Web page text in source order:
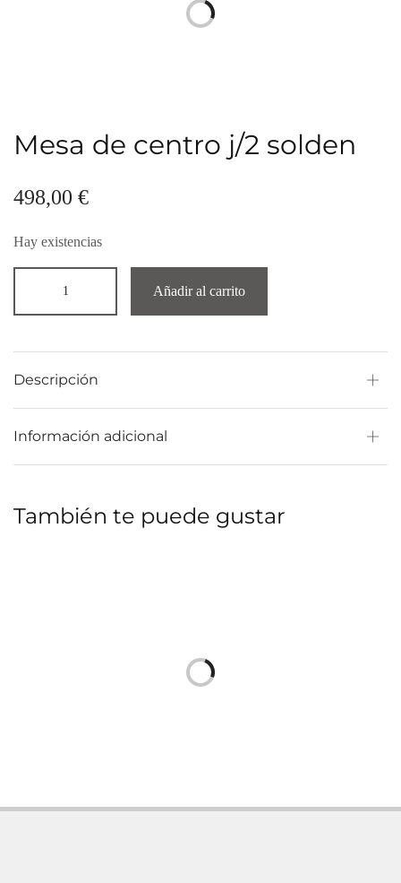
Mesa de centro j/2 solden
498,00€
Hay existencias
Añadir al carrito
Descripción
Información adicional
También te puede gustar
278,00€
Hierro Industrial 60x60x48